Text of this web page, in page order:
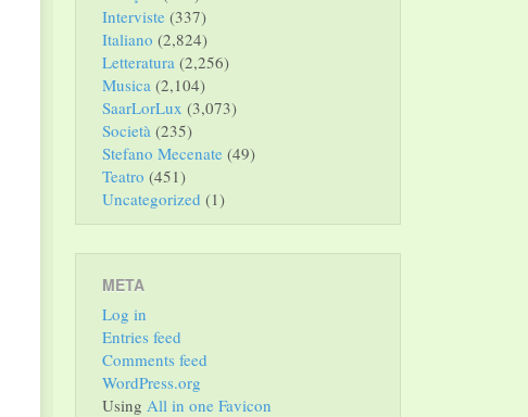
Interviste (337)
Italiano (2,824)
Letteratura (2,256)
Musica (2,104)
SaarLorLux (3,073)
Società (235)
Stefano Mecenate (49)
Teatro (451)
Uncategorized (1)
META
Log in
Entries feed
Comments feed
WordPress.org
Using All in one Favicon